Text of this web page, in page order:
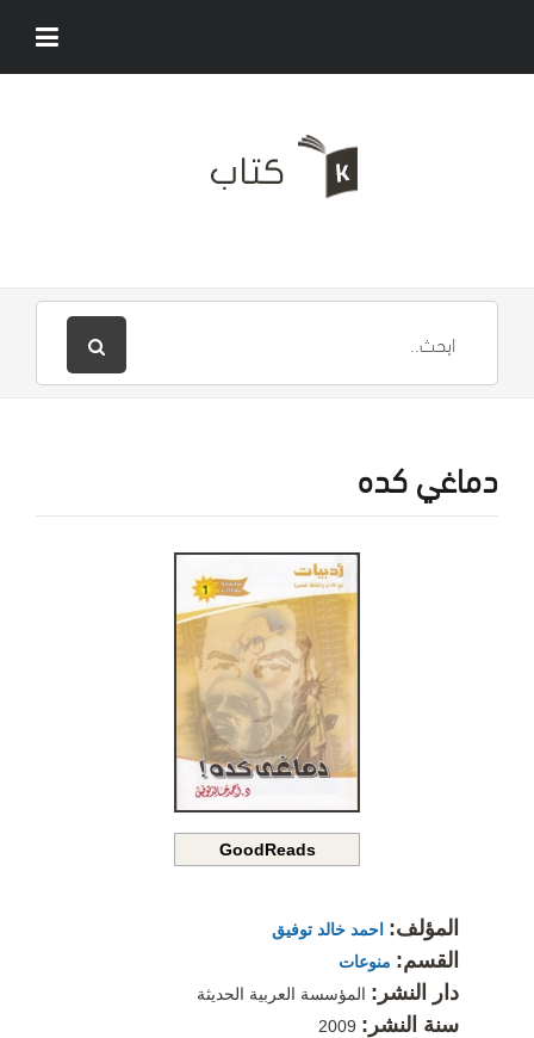
دماغي كده
GoodReads
المؤلف: احمد خالد توفيق
القسم: منوعات
دار النشر: المؤسسة العربية الحديثة
سنة النشر: